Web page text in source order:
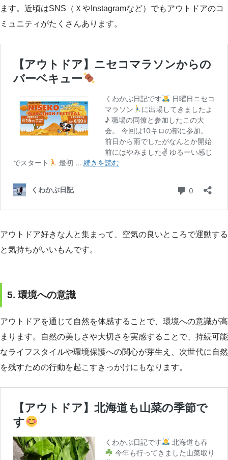
ます。近頃はSNS（ＸやInstagramなど）でもアウトドアのコ
ミュニティがたくさんあります。
アウトドア好きな人と集まって、空気の良いところで運動する
と気持ちがいいもんです。
5. 環境への意識
アウトドアを通じて自然を体感することで、環境への意識が高
まります。自然の美しさや大切さを実感することで、持続可能
なライフスタイルや環境保護への関心が芽生え、次世代に自然
を残すための行動を起こすきっかけにもなります。